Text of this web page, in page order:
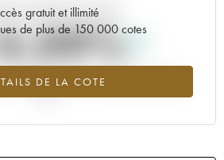
gratuit et illimité
de plus de 150 000 cotes
DE LA COTE
actuelle de la cote
du millésime 1987 en 2026 par rapport à